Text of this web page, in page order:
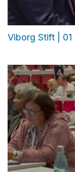
Viborg Stift |